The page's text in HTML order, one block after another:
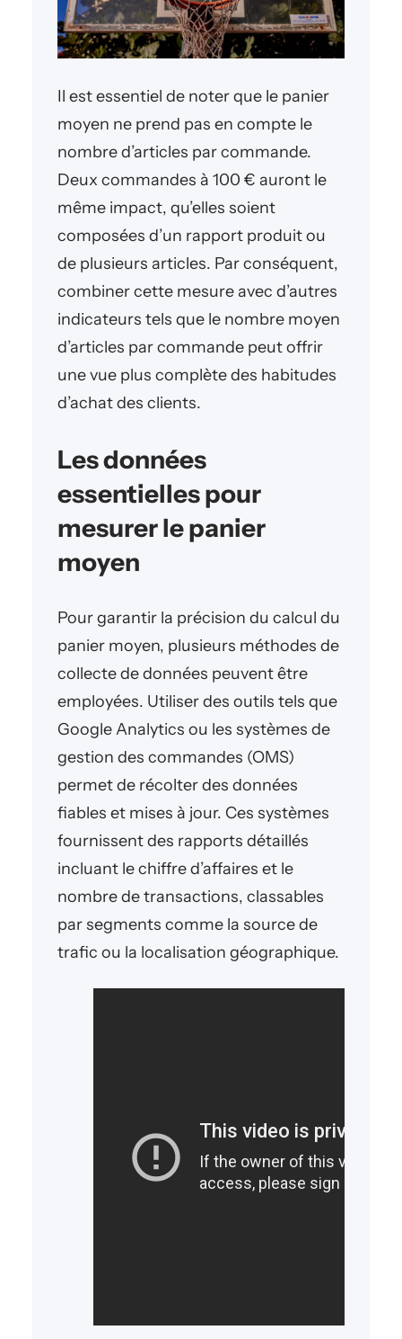
Il est essentiel de noter que le panier
moyen ne prend pas en compte le
nombre d’articles par commande.
Deux commandes à 100 € auront le
même impact, qu’elles soient
composées d’un rapport produit ou
de plusieurs articles. Par conséquent,
combiner cette mesure avec d’autres
indicateurs tels que le nombre moyen
d’articles par commande peut offrir
une vue plus complète des habitudes
d’achat des clients.
Les données
essentielles pour
mesurer le panier
moyen
Pour garantir la précision du calcul du
panier moyen, plusieurs méthodes de
collecte de données peuvent être
employées. Utiliser des outils tels que
Google Analytics ou les systèmes de
gestion des commandes (OMS)
permet de récolter des données
fiables et mises à jour. Ces systèmes
fournissent des rapports détaillés
incluant le chiffre d’affaires et le
nombre de transactions, classables
par segments comme la source de
trafic ou la localisation géographique.